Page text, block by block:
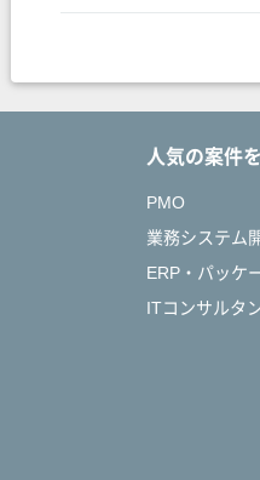
人気の案件
PMO
業務システム
ERP・パッケ
ITコンサルタ